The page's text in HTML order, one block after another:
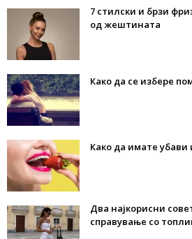
7 стилски и брзи
од жештината
Како да се избере
Како да имате
Два најкорисни
справување со